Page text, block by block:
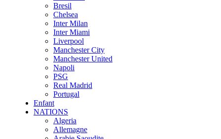
Bresil
Chelsea
Inter Milan
Inter Miami
Liverpool
Manchester City
Manchester United
Napoli
PSG
Real Madrid
Portugal
Enfant
NATIONS
Algeria
Allemagne